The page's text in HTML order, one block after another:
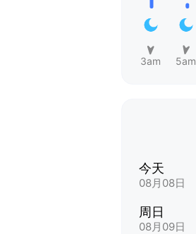
3am 5am
今天
08月08日
周日
08月09日